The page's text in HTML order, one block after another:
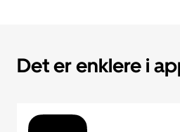
Det er enklere i